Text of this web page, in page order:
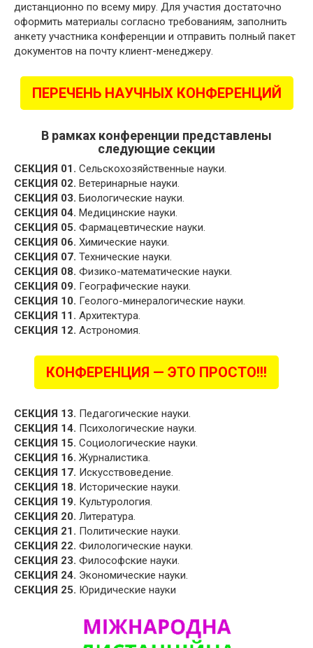
дистанционно по всему миру. Для участия достаточно
оформить материалы согласно требованиям, заполнить
анкету участника конференции и отправить полный пакет
документов на почту клиент-менеджеру.
ПЕРЕЧЕНЬ НАУЧНЫХ КОНФЕРЕНЦИЙ
В рамках конференции представлены
следующие секции
СЕКЦИЯ 01. Сельскохозяйственные науки.
СЕКЦИЯ 02. Ветеринарные науки.
СЕКЦИЯ 03. Биологические науки.
СЕКЦИЯ 04. Медицинские науки.
СЕКЦИЯ 05. Фармацевтические науки.
СЕКЦИЯ 06. Химические науки.
СЕКЦИЯ 07. Технические науки.
СЕКЦИЯ 08. Физико-математические науки.
СЕКЦИЯ 09. Географические науки.
СЕКЦИЯ 10. Геолого-минералогические науки.
СЕКЦИЯ 11. Архитектура.
СЕКЦИЯ 12. Астрономия.
КОНФЕРЕНЦИЯ — ЭТО ПРОСТО!!!
СЕКЦИЯ 13. Педагогические науки.
СЕКЦИЯ 14. Психологические науки.
СЕКЦИЯ 15. Социологические науки.
СЕКЦИЯ 16. Журналистика.
СЕКЦИЯ 17. Искусствоведение.
СЕКЦИЯ 18. Исторические науки.
СЕКЦИЯ 19. Культурология.
СЕКЦИЯ 20. Литература.
СЕКЦИЯ 21. Политические науки.
СЕКЦИЯ 22. Филологические науки.
СЕКЦИЯ 23. Философские науки.
СЕКЦИЯ 24. Экономические науки.
СЕКЦИЯ 25. Юридические науки